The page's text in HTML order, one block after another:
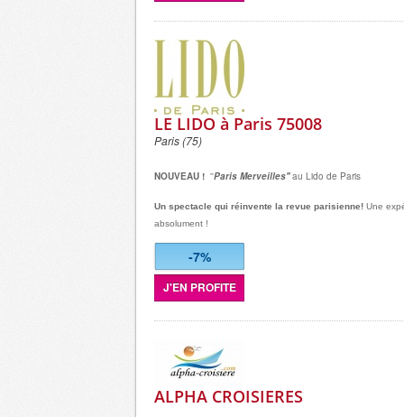
LE LIDO à Paris 75008
Paris (75)
NOUVEAU ! ''Paris Merveilles''au Lido de Paris
Un spectacle qui réinvente la revue parisienne! Une
absolument !
-7%
J'EN PROFITE
ALPHA CROISIERES